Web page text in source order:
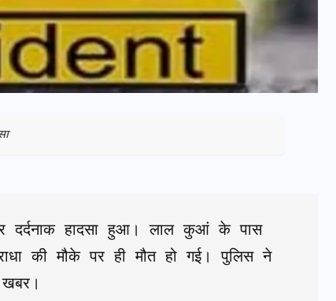
दर्दनाक हादसा हुआ। लाल कुआं के पास
की मौके पर ही मौत हो गई। पुलिस ने
30 दिसम्बर 2025